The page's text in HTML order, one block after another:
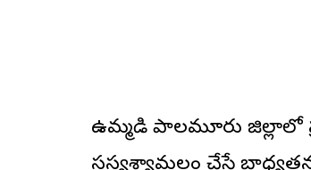
ఉమ్మడి పాలమూరు జిల్లాలో